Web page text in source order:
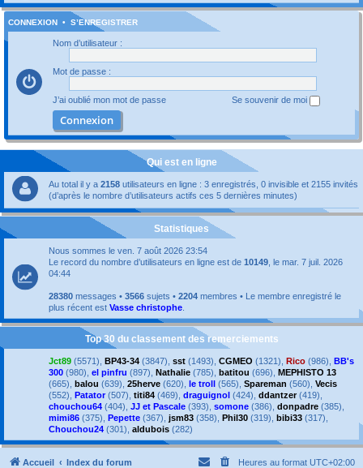
CONNEXION • S’ENREGISTRER
Nom d’utilisateur :
Mot de passe :
J’ai oublié mon mot de passe Se souvenir de moi
Qui est en ligne
Au total il y a 2158 utilisateurs en ligne : 3 enregistrés, 0 invisible et 2155 invités
(d’après le nombre d’utilisateurs actifs ces 5 dernières minutes)
Statistiques
Nous sommes le ven. 7 août 2026 23:54
Le record du nombre d’utilisateurs en ligne est de 10149 , le mar. 7 juil. 2026
04:44
28380 messages • 3566 sujets • 2204 membres • Le membre enregistré le
plus récent est Vasse christophe
Top 30 du classement des remerciements
Jct89 (5571), BP43-34 (3847), sst (1493), CGMEO (1321), Rico (986), BB's
300 (980), el pinfru (897), Nathalie (785), batitou (696), MEPHISTO 13
(665), balou (639), 25herve (620), le troll (565), Spareman (560), Vecis
(552), Patator (507), titi84 (469), draguignol (424), ddantzer(419),
chouchou64 (404), JJ et Pascale (393), somone (386), donpadre (385),
mimi86 (375), Pepette (367), jsm83 (358), Phil30 (319), bibi33 (317),
Chouchou24 (301), aldubois (282)
Accueil Index du forum Heures au format UTC+02:00